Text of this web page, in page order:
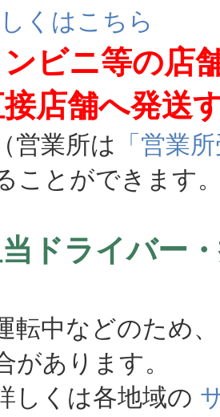
くはこちら
ビニ等の店
店舗へ発送
業所は 「営業
ことができます
当ドライバー
転中などのため
があります。
しくは各地域の